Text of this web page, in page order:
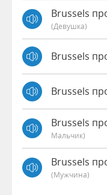
Brussels
(девушка)
Brussels
Brussels
Brussels
Мальчик)
Brussels
(мужчина)